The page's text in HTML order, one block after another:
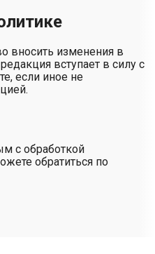
вносить изменения в
вступает в силу с
если иное не
с обработкой
обратиться по